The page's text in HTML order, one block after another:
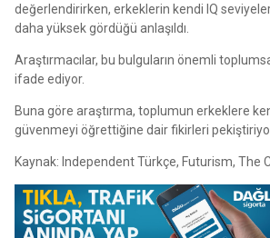
değerlendirirken, erkeklerin kendi IQ
daha yüksek gördüğü anlaşıldı.
Araştırmacılar, bu bulguların önemli
ifade ediyor.
Buna göre araştırma, toplumun erkeklere
güvenmeyi öğrettiğine dair fikirleri
Kaynak: Independent Türkçe, Futurism, The